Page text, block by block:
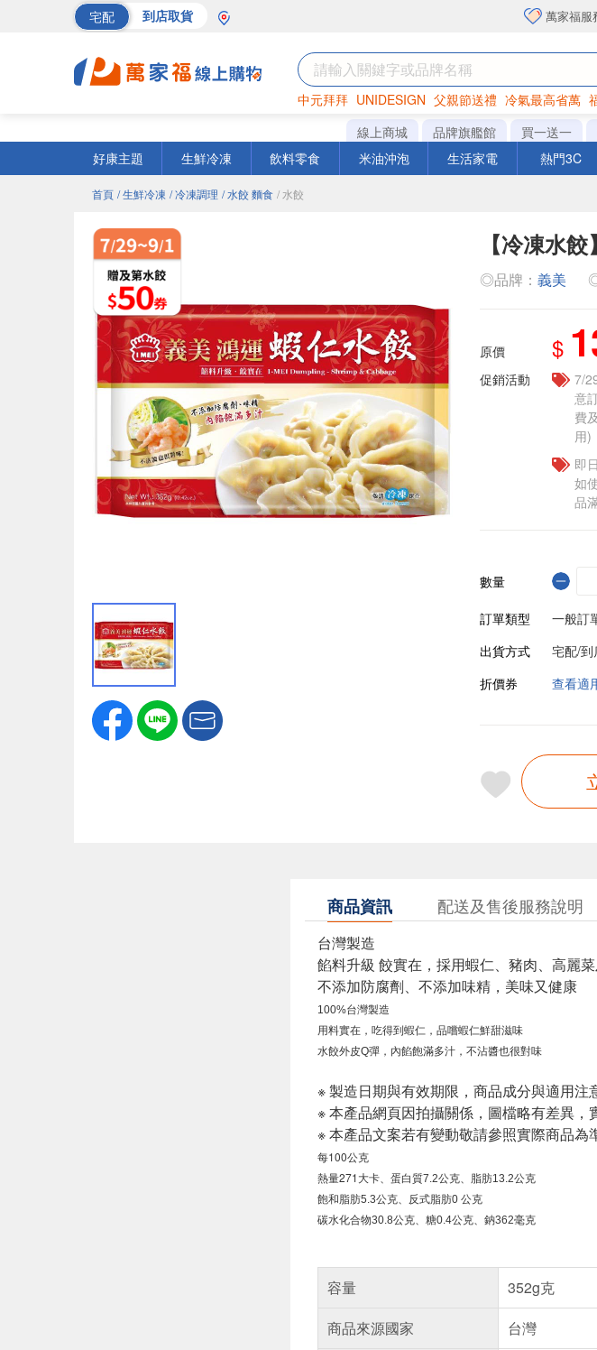
宅配 到店取貨 萬家福服
中元拜拜 UNIDESIGN 父親節送禮 冷氣最高省萬
罐頭 海苔 洋芋片
線上商城 品牌旗艦館 買一送一
好康主題
生鮮冷凍 飲料零食 米油沖泡 生活家電 熱門3C
首頁 / 生鮮冷凍 / 冷凍調理 / 水餃 麵食 / 水餃
【冷凍水
◎品牌： 義美
原價 $
促銷活動
7/
意
費
用)
即
如
品
數量
訂單類型
一般訂
出貨方式
宅配/到
折價券
查看適
商品資訊 配送及售後服務說明
台灣製造
餡料升級 餃實在，採用蝦仁、豬肉、高麗
不添加防腐劑、不添加味精，美味又健康
100%台灣製造
用料實在，吃得到蝦仁，品嚐蝦仁鮮甜滋味
水餃外皮Q彈，內餡飽滿多汁，不沾醬也很對味
※ 製造日期與有效期限，商品成分與適用注
※ 本產品網頁因拍攝關係，圖檔略有差異，
※ 本產品文案若有變動敬請參照實際商品為
每100公克
熱量271大卡、 蛋白質7.2公克、 脂肪13.2公克
飽和脂肪5.3公克、 反式脂肪0 公克
碳水化合物30.8公克、 糖0.4公克、 鈉362毫克
容量
352g克
商品來源國家
台灣